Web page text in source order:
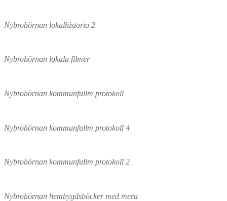
Nybrohörnan lokalhistoria 2
Nybrohörnan lokala filmer
Nybrohörnan kommunfullm protokoll
Nybrohörnan kommunfullm protokoll 4
Nybrohörnan kommunfullm protokoll 2
Nybrohörnan hembygdsböcker med mera